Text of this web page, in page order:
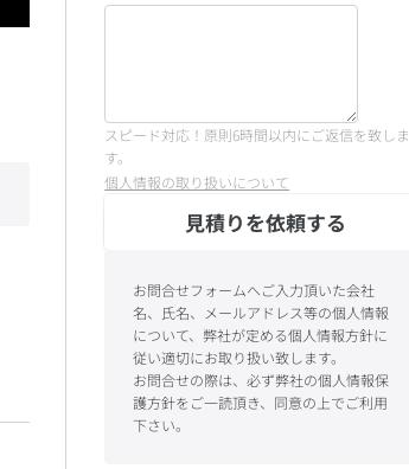
スピード対応！原則6時間以内にご返信を致しま
す。
個人情報の取り扱いについて
見積りを依頼する
お問合せフォームへご入力頂いた会社
名、氏名、メールアドレス等の個人情報
について、弊社が定める個人情報方針に
従い適切にお取り扱い致します。
お問合せの際は、必ず弊社の個人情報保
護方針をご一読頂き、同意の上でご利用
下さい。